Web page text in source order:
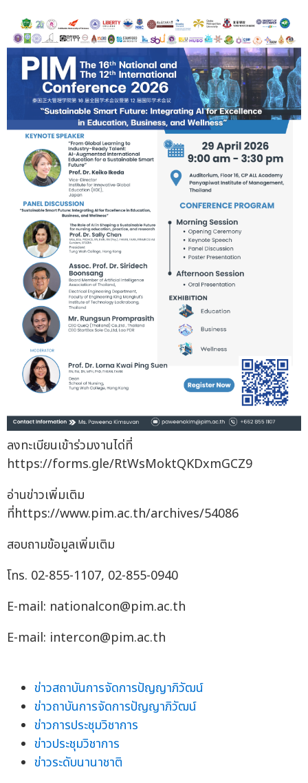
ลงทะเบียนเข้าร่วมงานได่ที่
https://forms.gle/RtWsMoktQKDxmGCZ9
อ่านข่าวเพิ่มเติม
ที่https://www.pim.ac.th/archives/54086
สอบถามข้อมูลเพิ่มเติม
โทร. 02-855-1107, 02-855-0940
E-mail: nationalcon@pim.ac.th
E-mail: intercon@pim.ac.th
ข่าวสถาบันการจัดการปัญญาภิวัฒน์
ข่าวถาบันการจัดการปัญญาภิวัฒน์
ข่าวการประชุมวิชาการ
ข่าวประชุมวิชาการ
ข่าวระดับนานาชาติ